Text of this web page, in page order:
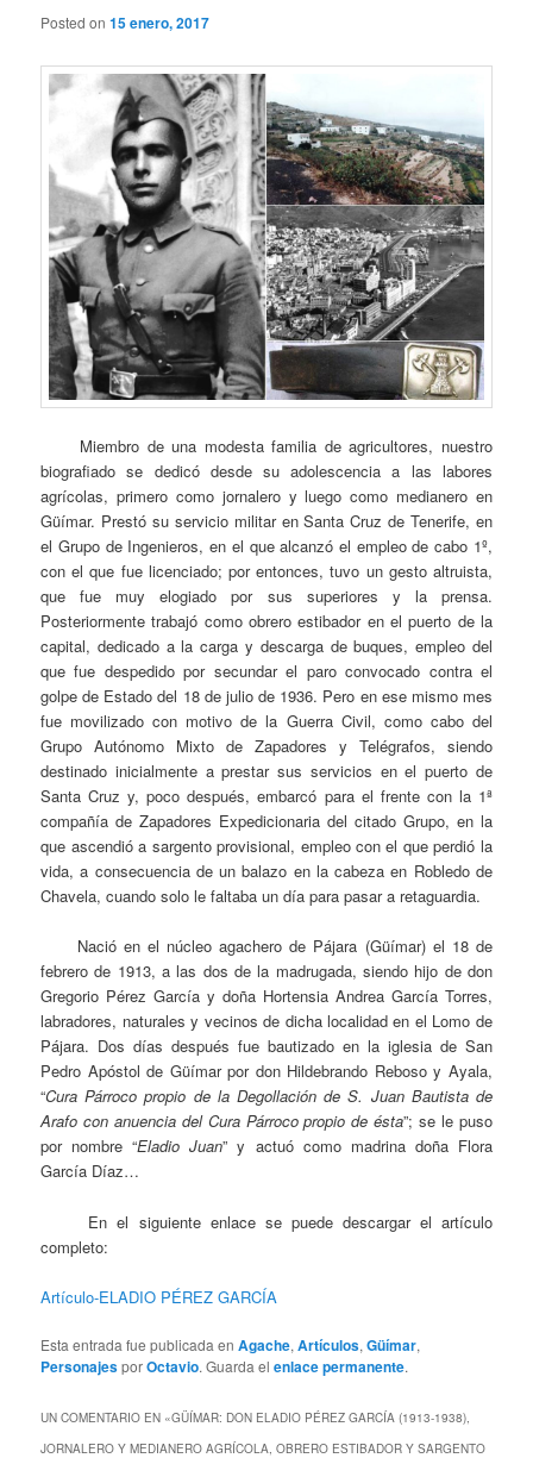
Posted on15 enero, 2017
Miembro de una modesta familia de agricultores, nuestro
biografiado se dedicó desde su adolescencia a las labores
agrícolas, primero como jornalero y luego como medianero en
Güímar. Prestó su servicio militar en Santa Cruz de Tenerife, en
el Grupo de Ingenieros, en el que alcanzó el empleo de cabo 1º,
con el que fue licenciado; por entonces, tuvo un gesto altruista,
que fue muy elogiado por sus superiores y la prensa.
Posteriormente trabajó como obrero estibador en el puerto de la
capital, dedicado a la carga y descarga de buques, empleo del
que fue despedido por secundar el paro convocado contra el
golpe de Estado del 18 de julio de 1936. Pero en ese mismo mes
fue movilizado con motivo de la Guerra Civil, como cabo del
Grupo Autónomo Mixto de Zapadores y Telégrafos, siendo
destinado inicialmente a prestar sus servicios en el puerto de
Santa Cruz y, poco después, embarcó para el frente con la 1ª
compañía de Zapadores Expedicionaria del citado Grupo, en la
que ascendió a sargento provisional, empleo con el que perdió la
vida, a consecuencia de un balazo en la cabeza en Robledo de
Chavela, cuando solo le faltaba un día para pasar a retaguardia.
Nació en el núcleo agachero de Pájara (Güímar) el 18 de
febrero de 1913, a las dos de la madrugada, siendo hijo de don
Gregorio Pérez García y doña Hortensia Andrea García Torres,
labradores, naturales y vecinos de dicha localidad en el Lomo de
Pájara. Dos días después fue bautizado en la iglesia de San
Pedro Apóstol de Güímar por don Hildebrando Reboso y Ayala,
“Cura Párroco propio de la Degollación de S. Juan Bautista de
Arafo con anuencia del Cura Párroco propio de ésta”; se le puso
por nombre “Eladio Juan” y actuó como madrina doña Flora
García Díaz…
En el siguiente enlace se puede descargar el artículo
completo:
Artículo-ELADIO PÉREZ GARCÍA
Esta entrada fue publicada enAgache,Artículos,Güímar,
PersonajesporOctavio. Guarda elenlace permanente.
UN COMENTARIO EN «GÜÍMAR: DON ELADIO PÉREZ GARCÍA (1913-1938),
JORNALERO Y MEDIANERO AGRÍCOLA, OBRERO ESTIBADOR Y SARGENTO